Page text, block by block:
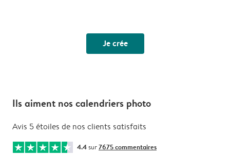
Je crée
Ils aiment nos calendriers photo
Avis 5 étoiles de nos clients satisfaits
4.4sur7675 commentaires